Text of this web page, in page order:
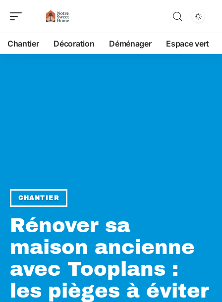
Chantier Décoration Déménager Espace vert
CHANTIER
Rénover sa
maison ancienne
avec Tooplans :
les pièges à éviter